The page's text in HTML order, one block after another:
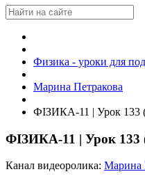
Физика - уроки для
Марина Петракова
ФІЗИКА-11 | Урок 133
ФІЗИКА-11 | Урок 133
Канал видеоролика: Марина